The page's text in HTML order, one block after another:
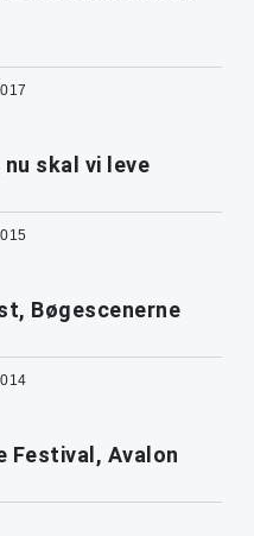
skal vi leve
Bøgescenerne
Festival, Avalon